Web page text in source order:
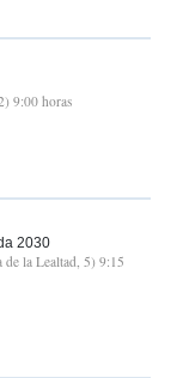
9:00 horas
2030
la Lealtad, 5) 9:15